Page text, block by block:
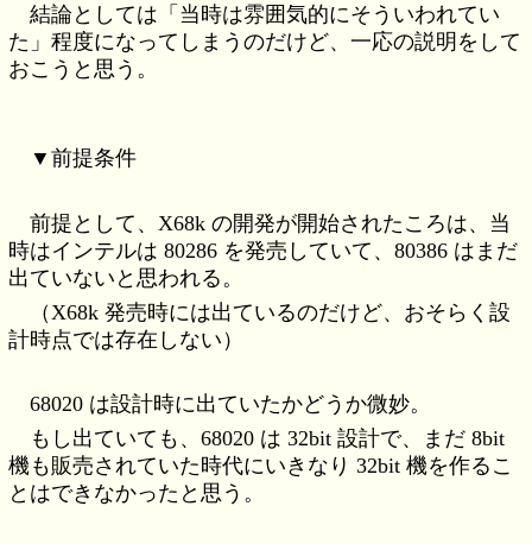
結論としては「当時は雰囲気的にそういわれてい
た」程度になってしまうのだけど、一応の説明をして
おこうと思う。
▼前提条件
前提として、X68k の開発が開始されたころは、当
時はインテルは 80286 を発売していて、80386 はまだ
出ていないと思われる。
（X68k 発売時には出ているのだけど、おそらく設
計時点では存在しない）
68020 は設計時に出ていたかどうか微妙。
もし出ていても、68020 は 32bit 設計で、まだ 8bit
機も販売されていた時代にいきなり 32bit 機を作るこ
とはできなかったと思う。